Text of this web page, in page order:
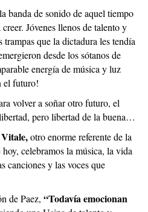
banda de sonido de aquel tiempo
Jóvenes llenos de talento y
trampas que la dictadura les tendía
desde los sótanos de
energía de música y luz
el futuro!
volver a soñar otro futuro, el
pero libertad de la buena…
otro enorme referente de la
celebramos la música, la vida
canciones y las voces que
de Paez, “Todavía emocionan